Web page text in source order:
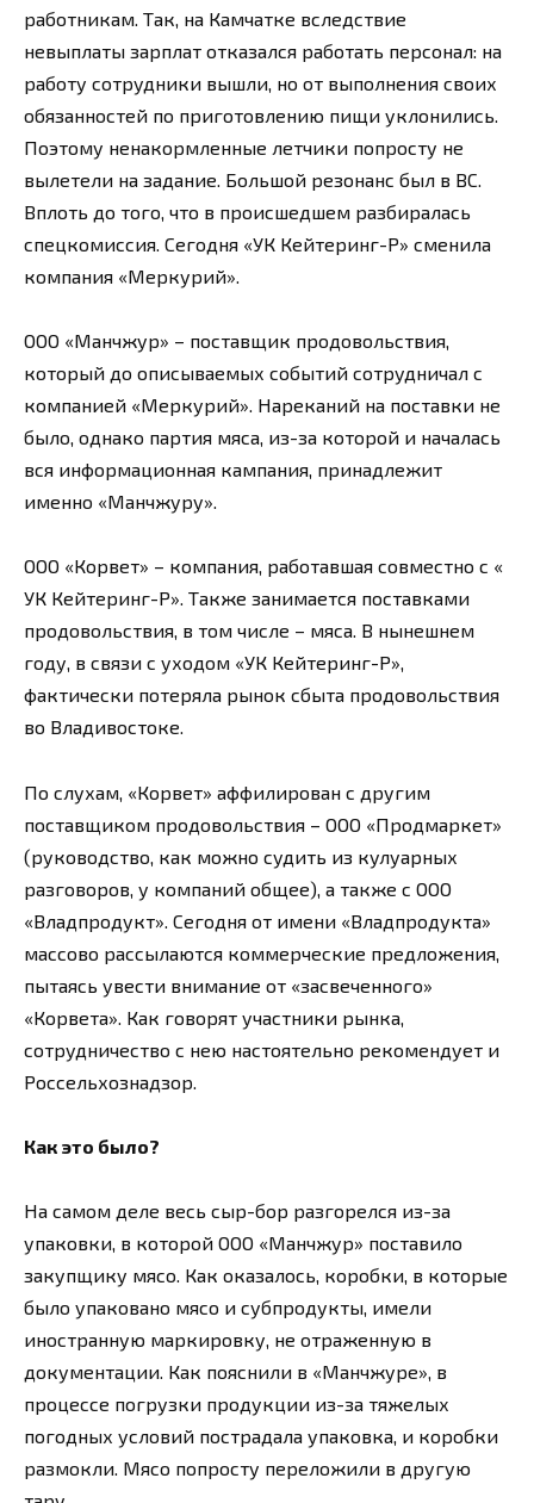
работникам. Так, на Камчатке вследствие
невыплаты зарплат отказался работать персонал: на
работу сотрудники вышли, но от выполнения своих
обязанностей по приготовлению пищи уклонились.
Поэтому ненакормленные летчики попросту не
вылетели на задание. Большой резонанс был в ВС.
Вплоть до того, что в происшедшем разбиралась
спецкомиссия. Сегодня «УК Кейтеринг-Р» сменила
компания «Меркурий».
ООО «Манчжур» – поставщик продовольствия,
который до описываемых событий сотрудничал с
компанией «Меркурий». Нареканий на поставки не
было, однако партия мяса, из-за которой и началась
вся информационная кампания, принадлежит
именно «Манчжуру».
ООО «Корвет» – компания, работавшая совместно с «
УК Кейтеринг-Р». Также занимается поставками
продовольствия, в том числе – мяса. В нынешнем
году, в связи с уходом «УК Кейтеринг-Р»,
фактически потеряла рынок сбыта продовольствия
во Владивостоке.
По слухам, «Корвет» аффилирован с другим
поставщиком продовольствия – ООО «Продмаркет»
(руководство, как можно судить из кулуарных
разговоров, у компаний общее), а также с ООО
«Владпродукт». Сегодня от имени «Владпродукта»
массово рассылаются коммерческие предложения,
пытаясь увести внимание от «засвеченного»
«Корвета». Как говорят участники рынка,
сотрудничество с нею настоятельно рекомендует и
Россельхознадзор.
Как это было?
На самом деле весь сыр-бор разгорелся из-за
упаковки, в которой ООО «Манчжур» поставило
закупщику мясо. Как оказалось, коробки, в которые
было упаковано мясо и субпродукты, имели
иностранную маркировку, не отраженную в
документации. Как пояснили в «Манчжуре», в
процессе погрузки продукции из-за тяжелых
погодных условий пострадала упаковка, и коробки
размокли. Мясо попросту переложили в другую